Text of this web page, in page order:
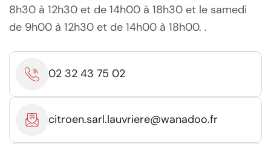
8h30 à 12h30 et de 14h00 à 18h30 et le samedi
de 9h00 à 12h30 et de 14h00 à 18h00. .
02 32 43 75 02
citroen.sarl.lauvriere@wanadoo.fr